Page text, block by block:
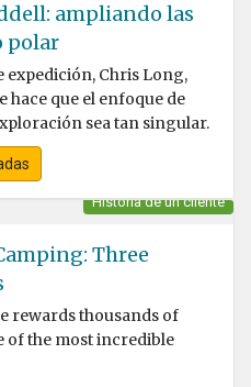
ampliando las
polar
expedición, Chris Long,
hace que el enfoque de
sea tan singular.
Historia de un cliente
Three
rewards thousands of
of the most incredible